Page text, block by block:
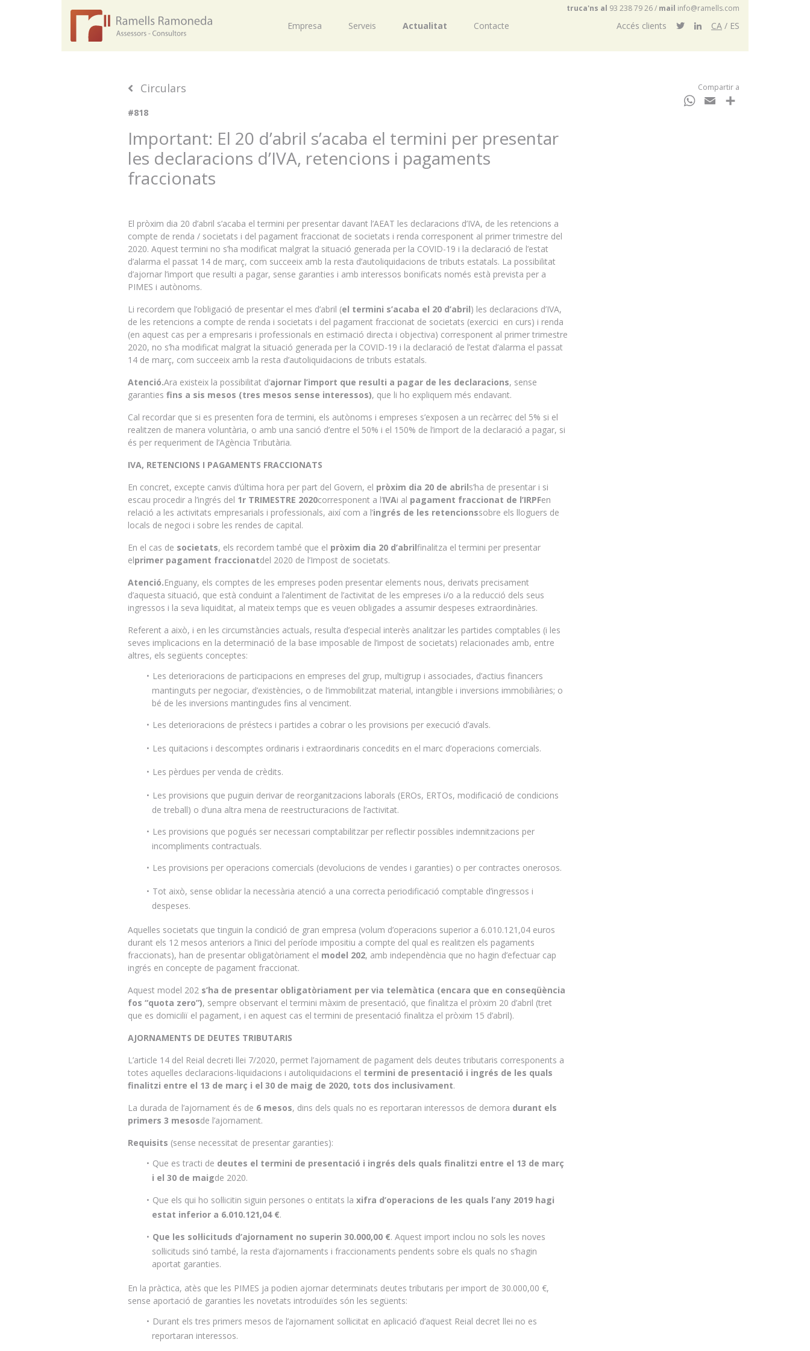
Empresa Serveis Actualitat Contacte Accés clients CA ES
truca'ns al 93 238 79 26/ mail info@ramells.com
Circulars
#818
Important: El 20 d’abril s’acaba el termini per presentar
les declaracions d’IVA, retencions i pagaments
fraccionats
El pròxim dia 20 d’abril s’acaba el termini per presentar davant l’AEAT les declaracions d’IVA, de les retencions a
compte de renda / societats i del pagament fraccionat de societats i renda corresponent al primer trimestre del
2020. Aquest termini no s’ha modificat malgrat la situació generada per la COVID-19 i la declaració de l’estat
d’alarma el passat 14 de març, com succeeix amb la resta d’autoliquidacions de tributs estatals. La possibilitat
d’ajornar l’import que resulti a pagar, sense garanties i amb interessos bonificats només està prevista per a
PIMES i autònoms.
Li recordem que l’obligació de presentar el mes d’abril (el termini s’acaba el 20 d’abril) les declaracions d’IVA,
de les retencions a compte de renda i societats i del pagament fraccionat de societats (exercici en curs) i renda
(en aquest cas per a empresaris i professionals en estimació directa i objectiva) corresponent al primer trimestre
2020, no s’ha modificat malgrat la situació generada per la COVID-19 i la declaració de l’estat d’alarma el passat
14 de març, com succeeix amb la resta d’autoliquidacions de tributs estatals.
Atenció.Ara existeix la possibilitat d’ajornar l’import que resulti a pagar de les declaracions, sense
garanties fins a sis mesos (tres mesos sense interessos), que li ho expliquem més endavant.
Cal recordar que si es presenten fora de termini, els autònoms i empreses s’exposen a un recàrrec del 5% si el
realitzen de manera voluntària, o amb una sanció d’entre el 50% i el 150% de l’import de la declaració a pagar, si
és per requeriment de l’Agència Tributària.
IVA, RETENCIONS I PAGAMENTS FRACCIONATS
En concret, excepte canvis d’última hora per part del Govern, el pròxim dia 20 de abrils’ha de presentar i si
escau procedir a l’ingrés del 1r TRIMESTRE 2020corresponent a l’IVAi al pagament fraccionat de l’IRPFen
relació a les activitats empresarials i professionals, així com a l’ingrés de les retencionssobre els lloguers de
locals de negoci i sobre les rendes de capital.
En el cas de societats, els recordem també que el pròxim dia 20 d’abrilfinalitza el termini per presentar
elprimer pagament fraccionatdel 2020 de l’Impost de societats.
Atenció.Enguany, els comptes de les empreses poden presentar elements nous, derivats precisament
d’aquesta situació, que està conduint a l’alentiment de l’activitat de les empreses i/o a la reducció dels seus
ingressos i la seva liquiditat, al mateix temps que es veuen obligades a assumir despeses extraordinàries.
Referent a això, i en les circumstàncies actuals, resulta d’especial interès analitzar les partides comptables (i les
seves implicacions en la determinació de la base imposable de l’impost de societats) relacionades amb, entre
altres, els següents conceptes:
Les deterioracions de participacions en empreses del grup, multigrup i associades, d’actius financers
mantinguts per negociar, d’existències, o de l’immobilitzat material, intangible i inversions immobiliàries; o
bé de les inversions mantingudes fins al venciment.
Les deterioracions de préstecs i partides a cobrar o les provisions per execució d’avals.
Les quitacions i descomptes ordinaris i extraordinaris concedits en el marc d’operacions comercials.
Les pèrdues per venda de crèdits.
Les provisions que puguin derivar de reorganitzacions laborals (EROs, ERTOs, modificació de condicions
de treball) o d’una altra mena de reestructuracions de l’activitat.
Les provisions que pogués ser necessari comptabilitzar per reflectir possibles indemnitzacions per
incompliments contractuals.
Les provisions per operacions comercials (devolucions de vendes i garanties) o per contractes onerosos.
Tot això, sense oblidar la necessària atenció a una correcta periodificació comptable d’ingressos i
despeses.
Aquelles societats que tinguin la condició de gran empresa (volum d’operacions superior a 6.010.121,04 euros
durant els 12 mesos anteriors a l’inici del període impositiu a compte del qual es realitzen els pagaments
fraccionats), han de presentar obligatòriament el model 202, amb independència que no hagin d’efectuar cap
ingrés en concepte de pagament fraccionat.
Aquest model 202 s’ha de presentar obligatòriament per via telemàtica (encara que en conseqüència
fos “quota zero”), sempre observant el termini màxim de presentació, que finalitza el pròxim 20 d’abril (tret
que es domiciliï el pagament, i en aquest cas el termini de presentació finalitza el pròxim 15 d’abril).
AJORNAMENTS DE DEUTES TRIBUTARIS
L’article 14 del Reial decreti llei 7/2020, permet l’ajornament de pagament dels deutes tributaris corresponents a
totes aquelles declaracions-liquidacions i autoliquidacions el termini de presentació i ingrés de les quals
finalitzi entre el 13 de març i el 30 de maig de 2020, tots dos inclusivament.
La durada de l’ajornament és de 6 mesos, dins dels quals no es reportaran interessos de demora durant els
primers 3 mesosde l’ajornament.
Requisits (sense necessitat de presentar garanties):
Que es tracti de deutes el termini de presentació i ingrés dels quals finalitzi entre el 13 de març
i el 30 de maigde 2020.
Que els qui ho sol·licitin siguin persones o entitats la xifra d’operacions de les quals l’any 2019 hagi
estat inferior a 6.010.121,04 €.
Que les sol·licituds d’ajornament no superin 30.000,00 €. Aquest import inclou no sols les noves
sol·licituds sinó també, la resta d’ajornaments i fraccionaments pendents sobre els quals no s’hagin
aportat garanties.
En la pràctica, atès que les PIMES ja podien ajornar determinats deutes tributaris per import de 30.000,00 €,
sense aportació de garanties les novetats introduïdes són les següents:
Durant els tres primers mesos de l’ajornament sol·licitat en aplicació d’aquest Reial decret llei no es
reportaran interessos.
Compartir a
WhatsApp
Email